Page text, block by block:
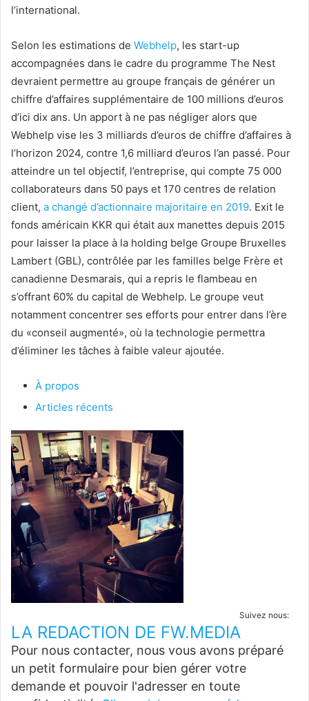
l’international.
Selon les estimations de Webhelp, les start-up
accompagnées dans le cadre du programme The Nest
devraient permettre au groupe français de générer un
chiffre d’affaires supplémentaire de 100 millions d’euros
d’ici dix ans. Un apport à ne pas négliger alors que
Webhelp vise les 3 milliards d’euros de chiffre d’affaires à
l’horizon 2024, contre 1,6 milliard d’euros l’an passé. Pour
atteindre un tel objectif, l’entreprise, qui compte 75 000
collaborateurs dans 50 pays et 170 centres de relation
client, a changé d’actionnaire majoritaire en 2019. Exit le
fonds américain KKR qui était aux manettes depuis 2015
pour laisser la place à la holding belge Groupe Bruxelles
Lambert (GBL), contrôlée par les familles belge Frère et
canadienne Desmarais, qui a repris le flambeau en
s’offrant 60% du capital de Webhelp. Le groupe veut
notamment concentrer ses efforts pour entrer dans l’ère
du «conseil augmenté», où la technologie permettra
d’éliminer les tâches à faible valeur ajoutée.
À propos
Articles récents
Suivez nous:
LA REDACTION DE FW.MEDIA
Pour nous contacter, nous vous avons préparé
un petit formulaire pour bien gérer votre
demande et pouvoir l'adresser en toute